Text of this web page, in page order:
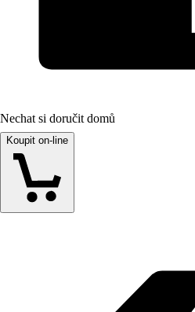
Nechat si doručit domů
Koupit on-line